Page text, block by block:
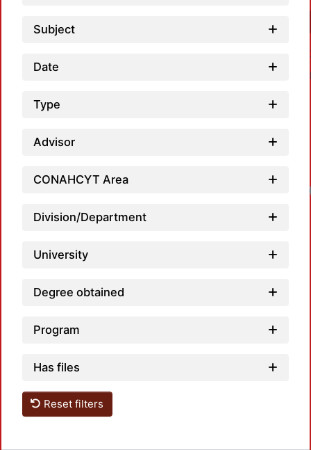
Subject
Date
Type
Advisor
CONAHCYT Area
Division/Department
University
Degree obtained
Program
Has files
Reset filters